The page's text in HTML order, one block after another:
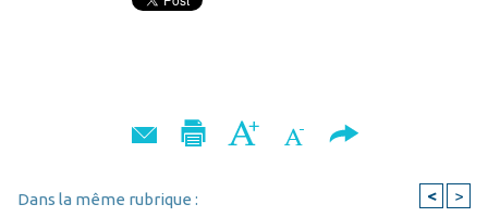
Dans la même rubrique : < >